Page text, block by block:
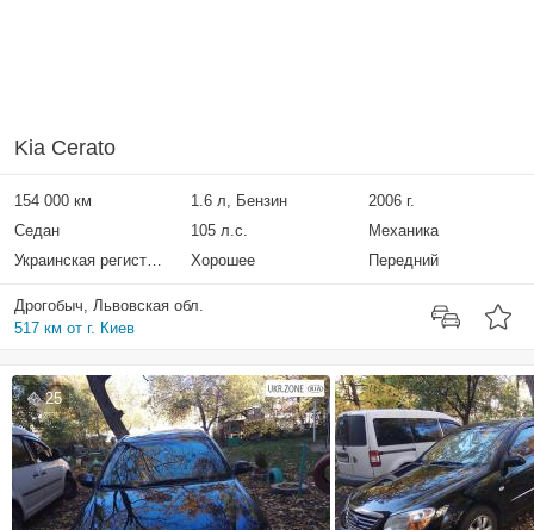
Kia Cerato
154 000 км 1.6 л, Бензин
2006 г.
Седан
105 л.с.
Механика
Украинская регистрация
Хорошее Передний
Дрогобыч, Львовская обл.
517 км от г. Киев
25